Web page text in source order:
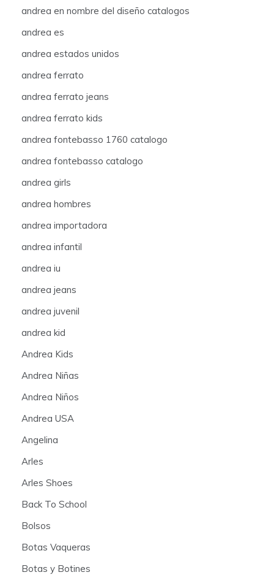
andrea en nombre del diseño catalogos
andrea es
andrea estados unidos
andrea ferrato
andrea ferrato jeans
andrea ferrato kids
andrea fontebasso 1760 catalogo
andrea fontebasso catalogo
andrea girls
andrea hombres
andrea importadora
andrea infantil
andrea iu
andrea jeans
andrea juvenil
andrea kid
Andrea Kids
Andrea Niñas
Andrea Niños
Andrea USA
Angelina
Arles
Arles Shoes
Back To School
Bolsos
Botas Vaqueras
Botas y Botines